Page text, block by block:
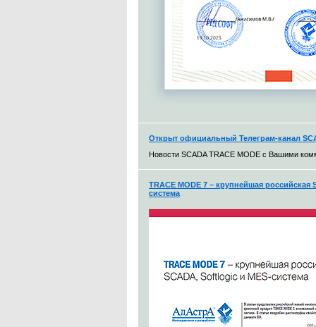
Открыт официальный Телеграм-канал
Новости SCADA TRACE MODE с Вашими
TRACE MODE 7 – крупнейшая российская
система